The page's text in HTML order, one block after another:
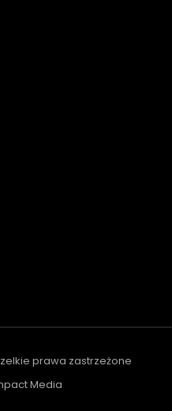
prawa zastrzeżone
Media